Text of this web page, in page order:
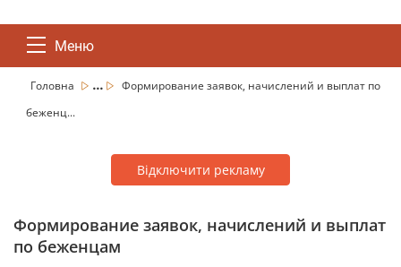
Меню
Головна ...
Формирование заявок, начислений и выплат по
беженц...
Відключити рекламу
Формирование заявок, начислений и выплат
по беженцам